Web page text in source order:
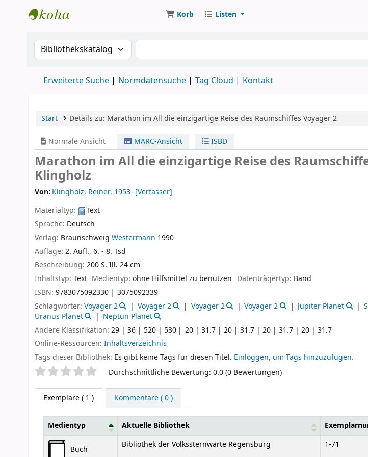
Korb Listen
Suche im Katalog nach:Suche im Katalog
Erweiterte Suche Normdatensuche Tag Cloud Kontakt
Start Details zu: Marathon im All die einzigartige Reise des Raumschiffes Voyager 2
Normale Ansicht MARC-Ansicht ISBD
Marathon im All die einzigartige Reise des
Klingholz
Von: Klingholz, Reiner, 1953- [Verfasser]
Materialtyp:
Text
Sprache: Deutsch
Verlag: Braunschweig Westermann 1990
Auflage: 2. Aufl., 6. - 8. Tsd
Beschreibung: 200 S. Ill. 24 cm
Inhaltstyp: Text Medientyp:ohne Hilfsmittel zu benutzen Datenträgertyp: Band
ISBN: 9783075092330
3075092339
Schlagwörter: Voyager 2 Voyager 2 Voyager 2 Voyager 2 Jupiter Planet
Uranus Planet
Neptun Planet
Andere Klassifikation: 29 | 36 | 520 | 530
20 | 31.7 | 20 | 31.7 | 20 | 31.7 | 20 | 31.7
Online-Ressourcen: Inhaltsverzeichnis
Tags dieser Bibliothek: Es gibt keine Tags für diesen Titel. Einloggen, um Tags hinzuzufügen.
SternchenbewertungDurchschnittliche Bewertung: 0.0 (0 Bewertungen)
Exemplare( 1 ) Kommentare ( 0 )
Exemplare
Medientyp Aktuelle Bibliothek
Buch Bibliothek der Volkssternwarte Regensburg 1-71